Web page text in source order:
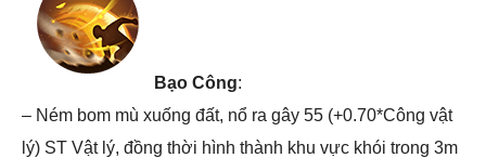
Bạo Công:
– Ném bom mù xuống đất, nổ ra gây 55 (+0.70*Công vật
lý) ST Vật lý, đồng thời hình thành khu vực khói trong 3m